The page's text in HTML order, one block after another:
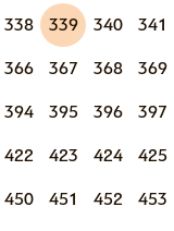
338 339 340 341
366 367 368 369
394 395 396 397
422 423 424 425
450 451 452 453